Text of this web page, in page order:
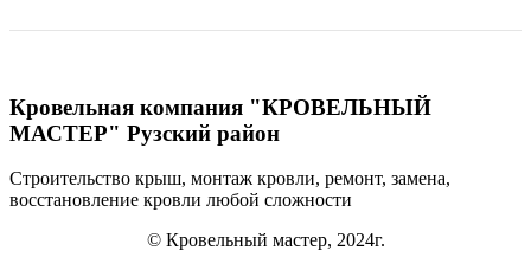
Кровельная компания "КРОВЕЛЬНЫЙ
МАСТЕР" Рузский район
Строительство крыш, монтаж кровли, ремонт, замена,
восстановление кровли любой сложности
© Кровельный мастер, 2024г.